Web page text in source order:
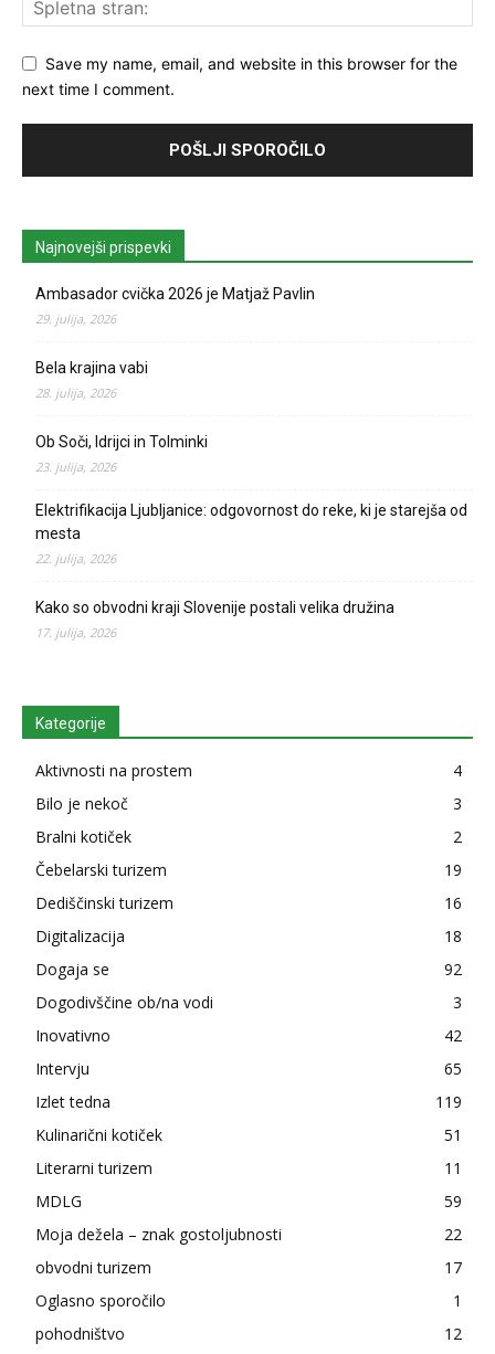
Save my name, email, and website in this browser for the
next time I comment.
Najnovejši prispevki
Ambasador cvička 2026 je Matjaž Pavlin
29. julija, 2026
Bela krajina vabi
28. julija, 2026
Ob Soči, Idrijci in Tolminki
23. julija, 2026
Elektrifikacija Ljubljanice: odgovornost do reke, ki je starejša od
mesta
22. julija, 2026
Kako so obvodni kraji Slovenije postali velika družina
17. julija, 2026
Kategorije
Aktivnosti na prostem
4
Bilo je nekoč
3
Bralni kotiček
2
Čebelarski turizem
19
Dediščinski turizem
16
Digitalizacija
18
Dogaja se
92
Dogodivščine ob/na vodi
3
Inovativno
42
Intervju
65
Izlet tedna
119
Kulinarični kotiček
51
Literarni turizem
11
MDLG
59
Moja dežela – znak gostoljubnosti
22
obvodni turizem
17
Oglasno sporočilo
1
pohodništvo
12